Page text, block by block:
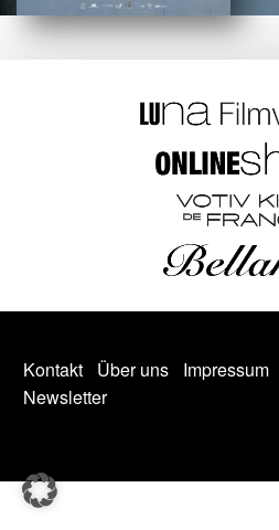
Kontakt Über uns Impressum
Newsletter